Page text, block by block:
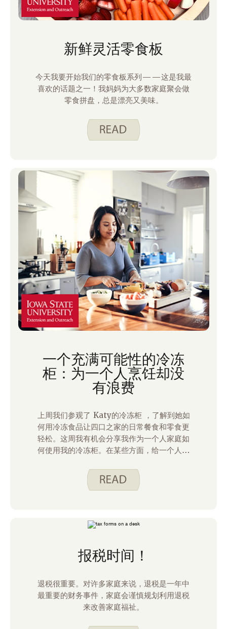
新鲜灵活零食板
今天我要开始我们的零食板系列——这是我最
喜欢的话题之一！我妈妈为大多数家庭聚会做
零食拼盘，总是漂亮又美味。
一个充满可能性的冷冻
柜：为一个人烹饪却没
有浪费
上周我们参观了 Katy的冷冻柜 ，了解到她如
何用冷冻食品让四口之家的日常餐食和零食更
轻松。这周我有机会分享我作为一个人家庭如
何使用我的冷冻柜。在某些方面，给一个人做
道自己喜欢什么。不过，为一两个人做饭需要
仔细规划，以减少浪费，最大化你的努力。
报税时间！
退税很重要。对许多家庭来说，退税是一年中
最重要的财务事件，家庭会谨慎规划利用退税
来改善家庭福祉。